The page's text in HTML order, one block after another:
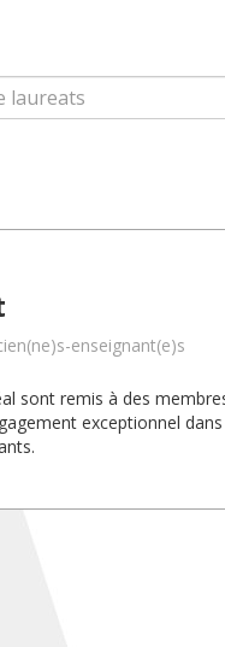
enseignant(e)s
sont remis à des
exceptionnel dans